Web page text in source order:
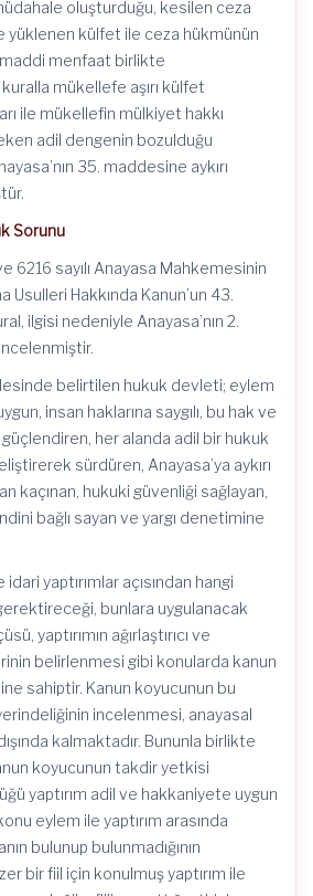
oluşturduğu, kesilen ceza
yüklenen külfet ile ceza hükmünün
menfaat birlikte
mükellefe aşırı külfet
ile mükellefin mülkiyet hakkı
adil dengenin bozulduğu
35. maddesine aykırı
Sorunu
6216 sayılı Anayasa Mahkemesinin
Usulleri Hakkında Kanun’un 43.
ilgisi nedeniyle Anayasa’nın 2.
belirtilen hukuk devleti; eylem
insan haklarına saygılı, bu hak ve
her alanda adil bir hukuk
sürdüren, Anayasa’ya aykırı
kaçınan, hukuki güvenliği sağlayan,
bağlı sayan ve yargı denetimine
yaptırımlar açısından hangi
bunlara uygulanacak
yaptırımın ağırlaştırıcı ve
belirlenmesi gibi konularda kanun
sahiptir. Kanun koyucunun bu
incelenmesi, anayasal
kalmaktadır. Bununla birlikte
koyucunun takdir yetkisi
yaptırım adil ve hakkaniyete uygun
eylem ile yaptırım arasında
bulunup bulunmadığının
bir fiil için konulmuş yaptırım ile